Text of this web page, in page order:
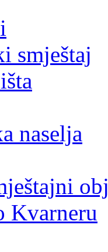
smještaj
naselja
Kvarneru